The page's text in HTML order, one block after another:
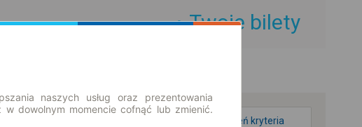
Twoje bilety
zmień kryteria
naszych usług oraz prezentowania
w dowolnym momencie cofnąć lub zmienić.